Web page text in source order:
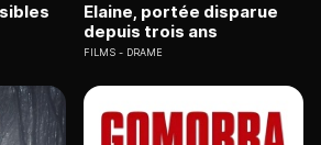
Elaine, portée disparue
depuis trois ans
FILMS DRAME